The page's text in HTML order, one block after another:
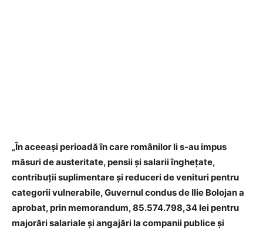
„În aceeaşi perioadă în care românilor li s-au impus
măsuri de austeritate, pensii şi salarii îngheţate,
contribuţii suplimentare şi reduceri de venituri pentru
categorii vulnerabile, Guvernul condus de Ilie Bolojan a
aprobat, prin memorandum, 85.574.798,34 lei pentru
majorări salariale şi angajări la companii publice şi